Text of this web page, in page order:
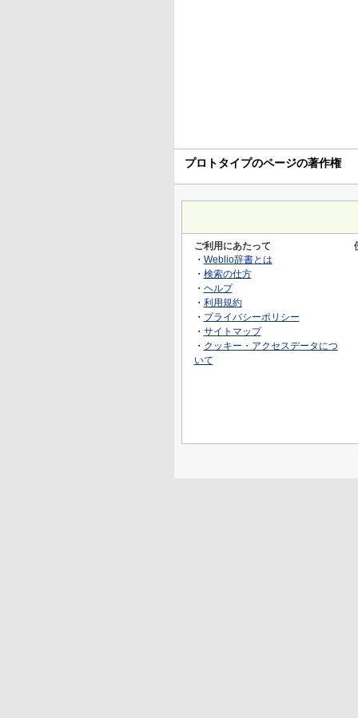
プロトタイプのページの著作権
ご利用にあたって
・ Weblio辞書とは
・ 検索の仕方
・ ヘルプ
・ 利用規約
・ プライバシーポリシー
・ サイトマップ
・ クッキー・アクセスデータにつ
いて